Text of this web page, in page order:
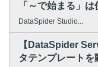
「～で始まる」
DataSpider Studio...
【DataSpider
タテンプレート